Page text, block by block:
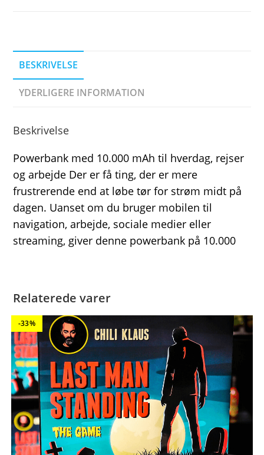
BESKRIVELSE
YDERLIGERE INFORMATION
Beskrivelse
Powerbank med 10.000 mAh til hverdag, rejser
og arbejde Der er få ting, der er mere
frustrerende end at løbe tør for strøm midt på
dagen. Uanset om du bruger mobilen til
navigation, arbejde, sociale medier eller
streaming, giver denne powerbank på 10.000
Relaterede varer
-33%